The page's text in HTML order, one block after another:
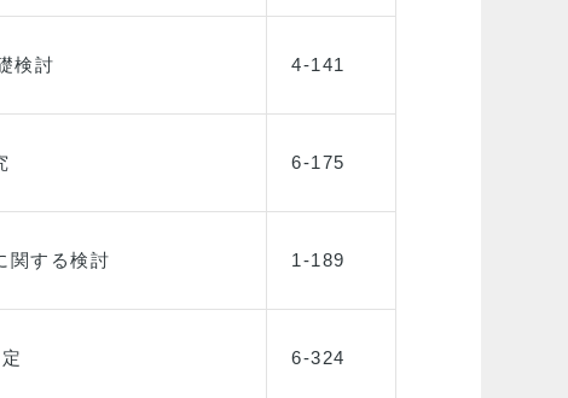
検討 4-141
6-175
関する検討 1-189
6-324